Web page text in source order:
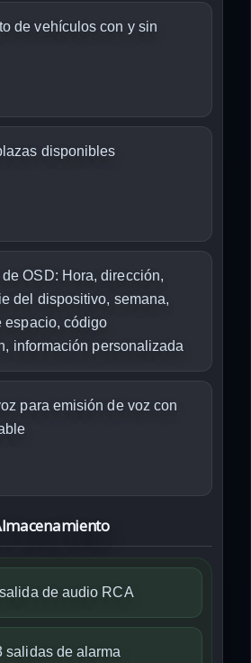
de vehículos con y sin
disponibles
OSD: Hora, dirección,
del dispositivo, semana,
espacio, código
información personalizada
para emisión de voz con
de audio RCA
salidas de alarma